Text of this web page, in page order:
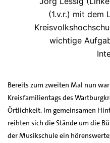
(1.v.r.) mit dem
wichtige
Bereits zum zweiten Mal nun
Kreisfamilientags des
Örtlichkeit. Im gemeinsamen
reihten sich die Stände um die
der Musikschule ein